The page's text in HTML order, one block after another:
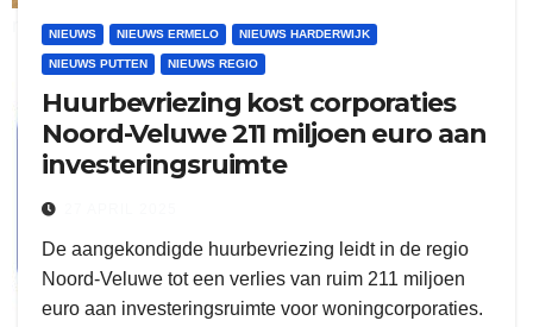
zielman
ruitengaparket
NIEUWS NIEUWS ERMELO NIEUWS HARDERWIJK
NIEUWS PUTTEN NIEUWS REGIO
Huurbevriezing kost corporaties
Noord-Veluwe 211 miljoen euro aan
investeringsruimte
De aangekondigde huurbevriezing leidt in de regio
Noord-Veluwe tot een verlies van ruim 211 miljoen
euro aan investeringsruimte voor woningcorporaties.